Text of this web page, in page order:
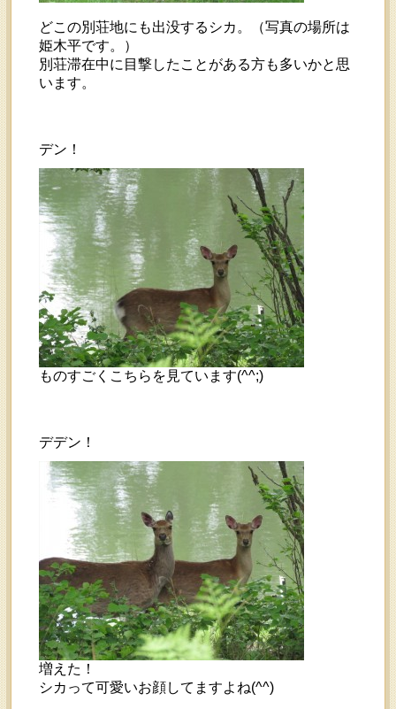
どこの別荘地にも出没するシカ。（写真の場所は
姫木平です。）
別荘滞在中に目撃したことがある方も多いかと思
います。
デン！
ものすごくこちらを見ています(^^;)
デデン！
増えた！
シカって可愛いお顔してますよね(^^)